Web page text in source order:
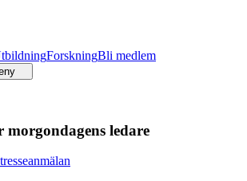
ForskningBli medlem
morgondagens ledare